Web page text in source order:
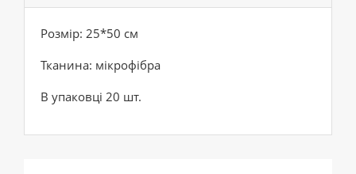
Розмір: 25*50 см
Тканина: мікрофібра
В упаковці 20 шт.